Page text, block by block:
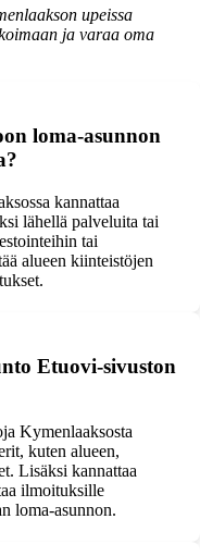
upeissa
ja varaa oma
loma-asunnon
kannattaa
lähellä palveluita tai
tai
alueen kiinteistöjen
Etuovi-sivuston
Kymenlaaksosta
kuten alueen,
Lisäksi kannattaa
ilmoituksille
loma-asunnon.